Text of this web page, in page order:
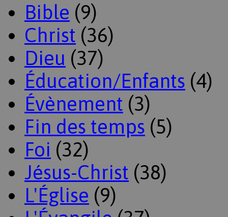
Bible (9)
Christ (36)
Dieu (37)
Éducation/Enfants (4)
Évènement (3)
Fin des temps (5)
Foi (32)
Jésus-Christ (38)
L'Église (9)